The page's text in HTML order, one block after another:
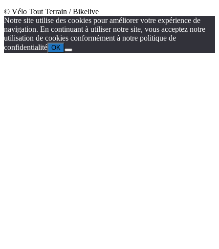
© Vélo Tout Terrain / Bikelive
Notre site utilise des cookies pour améliorer votre expérience de
navigation. En continuant à utiliser notre site, vous acceptez notre
utilisation de cookies conformément à notre politique de
confidentialité OK